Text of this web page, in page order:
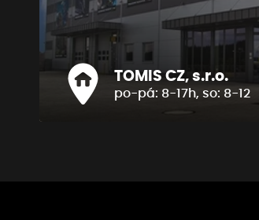
TOMIS CZ, s.r.o.
po-pá: 8-17h, so: 8-12